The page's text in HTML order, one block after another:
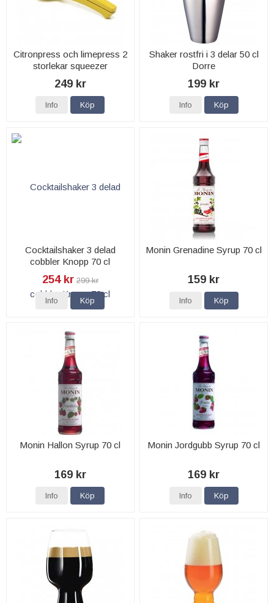
Citronpress och limepress 2
storlekar squeezer
249 kr
Info Köp
Shaker rostfri i 3 delar 50 cl
Dorre
199 kr
Info Köp
Cocktailshaker 3 delad
cobbler Knopp 70 cl
254 kr 299 kr
Info Köp
Monin Grenadine Syrup 70 cl
159 kr
Info Köp
Monin Hallon Syrup 70 cl
169 kr
Info Köp
Monin Jordgubb Syrup 70 cl
169 kr
Info Köp